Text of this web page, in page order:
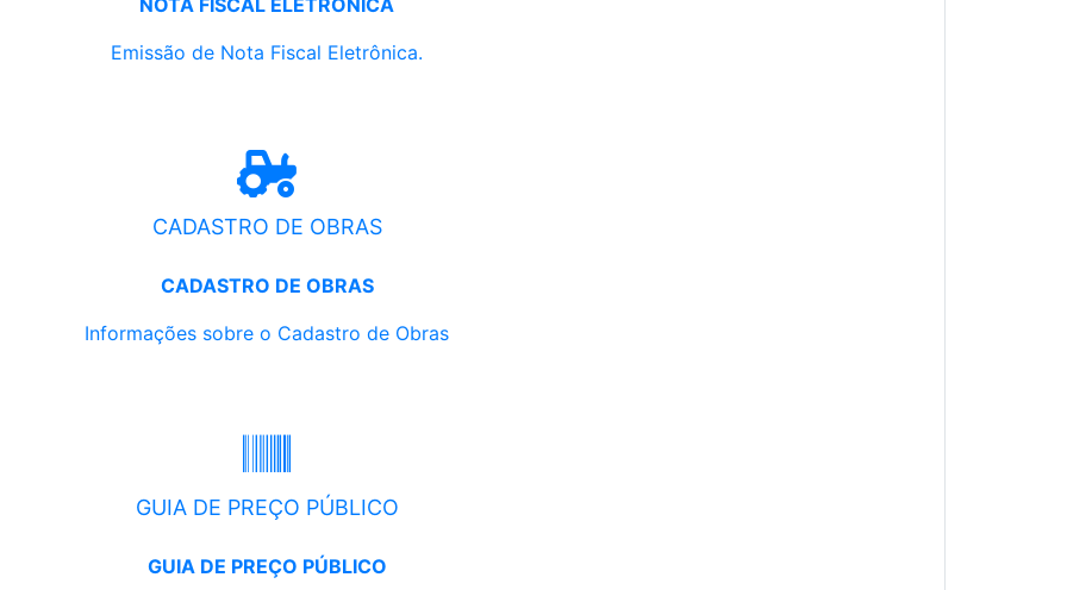
NOTA FISCAL ELETRÔNICA
Emissão de Nota Fiscal Eletrônica.
CADASTRO DE OBRAS
CADASTRO DE OBRAS
Informações sobre o Cadastro de Obras
GUIA DE PREÇO PÚBLICO
GUIA DE PREÇO PÚBLICO